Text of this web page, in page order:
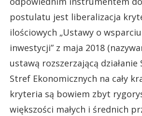
postulatu jest liberalizacja
ilościowych „Ustawy o
inwestycji” z maja 2018
ustawą rozszerzającą działanie
Stref Ekonomicznych na cały
kryteria są bowiem zbyt
większości małych i średnich